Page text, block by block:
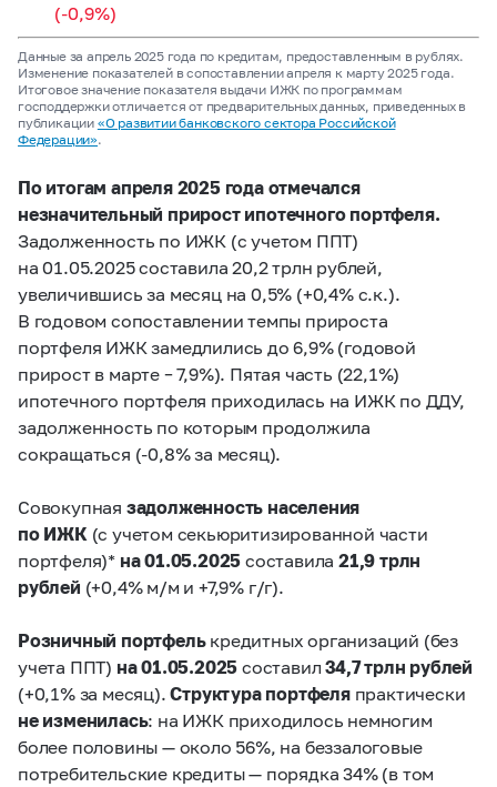
(-0,9%)
Данные за апрель 2025 года по кредитам, предоставленным в рублях.
Изменение показателей в сопоставлении апреля к марту 2025 года.
Итоговое значение показателя выдачи ИЖК по программам
господдержки отличается от предварительных данных, приведенных в
публикации «О развитии банковского сектора Российской
Федерации».
По итогам апреля 2025 года отмечался
незначительный прирост ипотечного портфеля.
Задолженность по ИЖК (с учетом ППТ)
на 01.05.2025 составила 20,2 трлн рублей,
увеличившись за месяц на 0,5% (+0,4% с.к.).
В годовом сопоставлении темпы прироста
портфеля ИЖК замедлились до 6,9% (годовой
прирост в марте – 7,9%). Пятая часть (22,1%)
ипотечного портфеля приходилась на ИЖК по ДДУ,
задолженность по которым продолжила
сокращаться (-0,8% за месяц).
Совокупная задолженность населения
по ИЖК (с учетом секьюритизированной части
портфеля)* на 01.05.2025 составила21,9 трлн
рублей (+0,4% м/м и +7,9% г/г).
Розничный портфелькредитных организаций (без
учета ППТ) на 01.05.2025 составил34,7 трлн рублей
(+0,1% за месяц).Структура портфеляпрактически
не изменилась: на ИЖК приходилось немногим
более половины — около 56%, на беззалоговые
потребительские кредиты — порядка 34% (в том